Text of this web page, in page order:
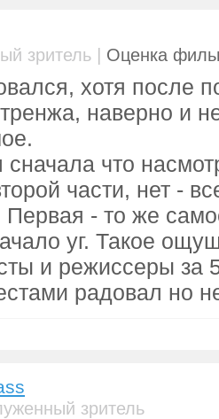
зритель | Оценка
хотя после
наверно и
что
части, нет -
- то же
уг. Такое
и режиссеры за
радовал но
зритель